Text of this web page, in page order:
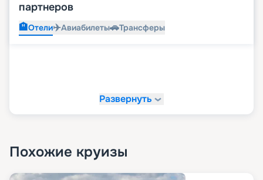
партнеров
🏨Отели✈️Авиабилеты🚗Трансферы
Развернуть
Похожие круизы